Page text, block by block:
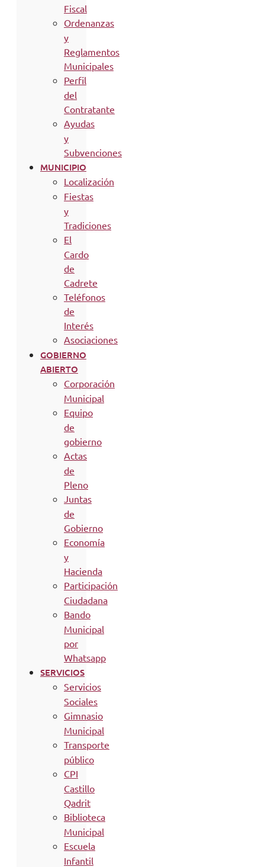
Fiscal
Ordenanzas
y
Reglamentos
Municipales
Perfil
del
Contratante
Ayudas
y
Subvenciones
MUNICIPIO
Localización
Fiestas
y
Tradiciones
El
Cardo
de
Cadrete
Teléfonos
de
Interés
Asociaciones
GOBIERNO
ABIERTO
Corporación
Municipal
Equipo
de
gobierno
Actas
de
Pleno
Juntas
de
Gobierno
Economía
y
Hacienda
Participación
Ciudadana
Bando
Municipal
por
Whatsapp
SERVICIOS
Servicios
Sociales
Gimnasio
Municipal
Transporte
público
CPI
Castillo
Qadrit
Biblioteca
Municipal
Escuela
Infantil